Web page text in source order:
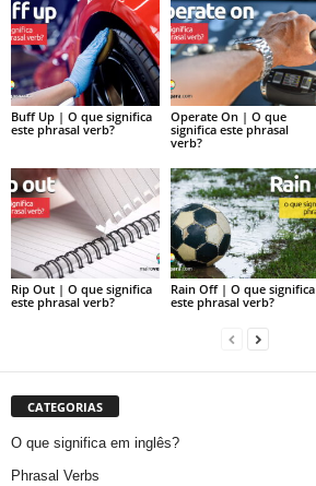
Buff Up | O que significa
este phrasal verb?
Operate On | O que
significa este phrasal
verb?
Rip Out | O que significa
este phrasal verb?
Rain Off | O que significa
este phrasal verb?
CATEGORIAS
O que significa em inglês?
Phrasal Verbs